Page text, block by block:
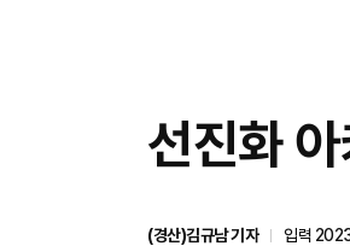
선진화
(경산)김규남 기자
입력